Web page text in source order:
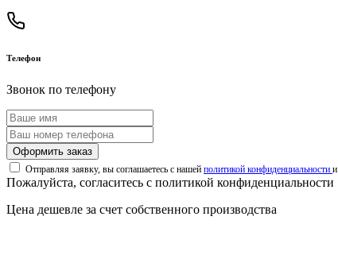
Телефон
Звонок по телефону
Оформить заказ
Отправляя заявку, вы соглашаетесь с нашей политикой конфиденциальности и
Пожалуйста, согласитесь с политикой конфиденциальности
Цена дешевле за счет собственного производства